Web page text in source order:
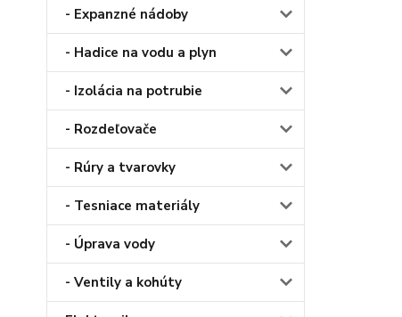
- Expanzné nádoby
- Hadice na vodu a plyn
- Izolácia na potrubie
- Rozdeľovače
- Rúry a tvarovky
- Tesniace materiály
- Úprava vody
- Ventily a kohúty